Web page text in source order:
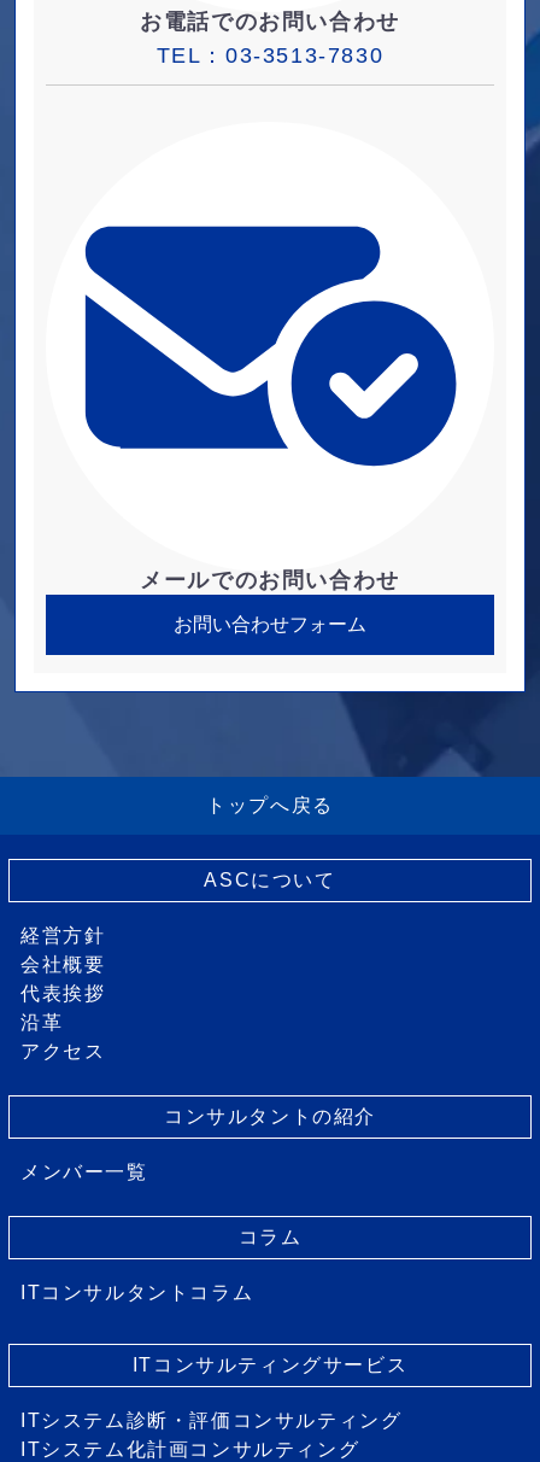
お電話でのお問い合わせ
TEL：03-3513-7830
メールでのお問い合わせ
お問い合わせフォーム
トップへ戻る
ASCについて
経営方針
会社概要
代表挨拶
沿革
アクセス
コンサルタントの紹介
メンバー一覧
コラム
ITコンサルタントコラム
ITコンサルティングサービス
ITシステム診断・評価コンサルティング
ITシステム化計画コンサルティング